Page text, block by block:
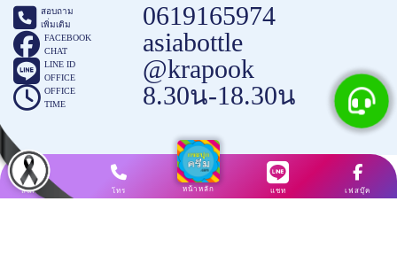
สอบถาม
เพิ่มเติม
0619165974
FACEBOOK
CHAT
asiabottle
LINE ID
OFFICE
@krapook
OFFICE
TIME
8.30น-18.30น
COPYRIGHT ©2015 - 2025 กระปุกครีม.com
ขายกระปุกครีม
ศูนย์รวมบรรจุภัณฑ์เครื่องสำอาง - สาขาตลาดไท/ตลาดไอยรารังสิต
สินค้าอื่นๆ โทร หน้าหลัก แชท เฟสบุ๊ค